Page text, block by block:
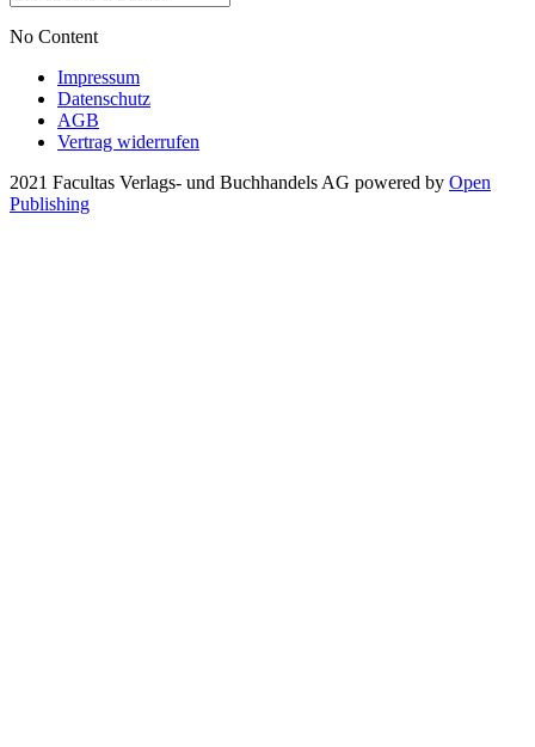
No Content
Impressum
Datenschutz
AGB
Vertrag widerrufen
2021 Facultas Verlags- und Buchhandels AG powered by Open
Publishing